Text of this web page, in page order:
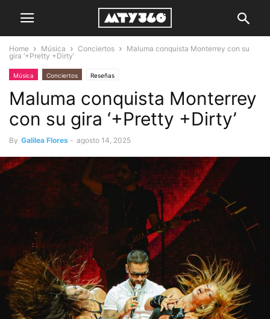
Home Música Conciertos
Maluma conquista Monterrey con su
gira ‘+Pretty +Dirty’
Música Conciertos Reseñas
Maluma conquista Monterrey
con su gira ‘+Pretty +Dirty’
By Galilea Flores - agosto 14, 2025